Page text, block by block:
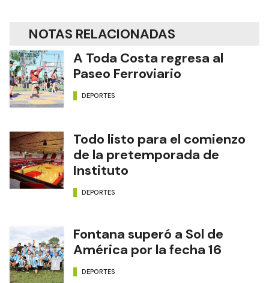
NOTAS RELACIONADAS
A Toda Costa regresa al
Paseo Ferroviario
DEPORTES
Todo listo para el comienzo
de la pretemporada de
Instituto
DEPORTES
Fontana superó a Sol de
América por la fecha 16
DEPORTES